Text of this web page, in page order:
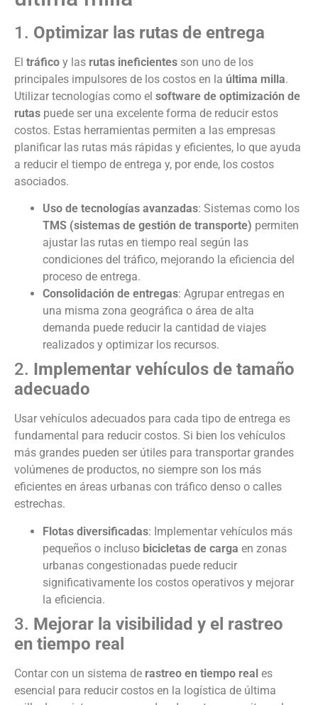
1. Optimizar las rutas de entrega
El tráfico y las rutas ineficientes son uno de los
principales impulsores de los costos en la última milla.
Utilizar tecnologías como el software de optimización de
rutas puede ser una excelente forma de reducir estos
costos. Estas herramientas permiten a las empresas
planificar las rutas más rápidas y eficientes, lo que ayuda
a reducir el tiempo de entrega y, por ende, los costos
asociados.
Uso de tecnologías avanzadas: Sistemas como los
TMS (sistemas de gestión de transporte) permiten
ajustar las rutas en tiempo real según las
condiciones del tráfico, mejorando la eficiencia del
proceso de entrega.
Consolidación de entregas: Agrupar entregas en
una misma zona geográfica o área de alta
demanda puede reducir la cantidad de viajes
realizados y optimizar los recursos.
2. Implementar vehículos de tamaño
adecuado
Usar vehículos adecuados para cada tipo de entrega es
fundamental para reducir costos. Si bien los vehículos
más grandes pueden ser útiles para transportar grandes
volúmenes de productos, no siempre son los más
eficientes en áreas urbanas con tráfico denso o calles
estrechas.
Flotas diversificadas: Implementar vehículos más
pequeños o incluso bicicletas de carga en zonas
urbanas congestionadas puede reducir
significativamente los costos operativos y mejorar
la eficiencia.
3. Mejorar la visibilidad y el rastreo
en tiempo real
Contar con un sistema de rastreo en tiempo real es
esencial para reducir costos en la logística de última